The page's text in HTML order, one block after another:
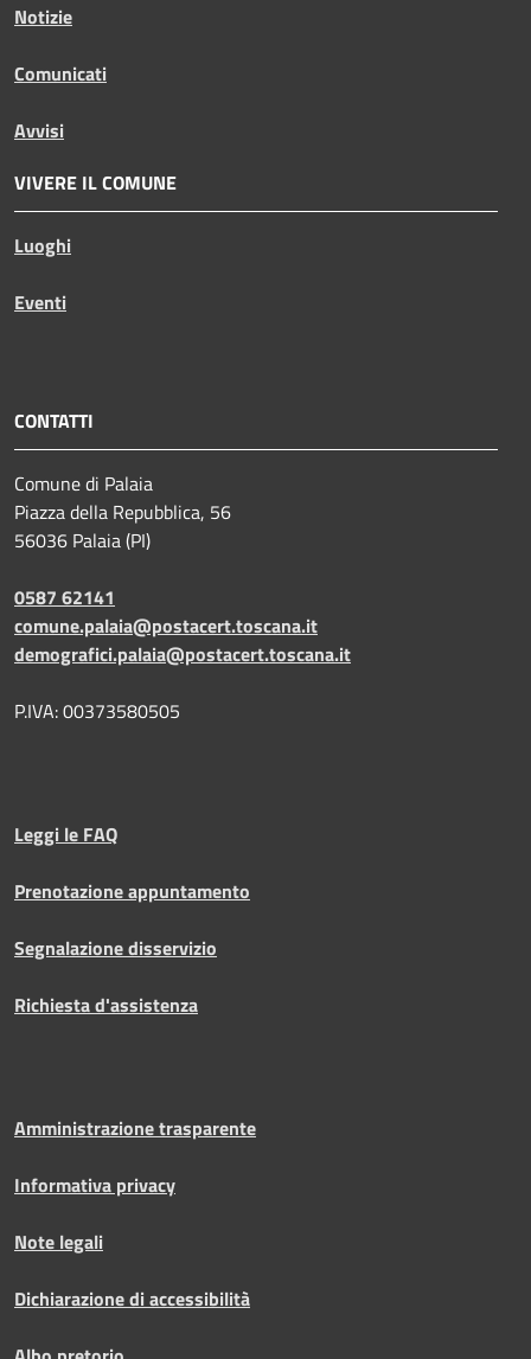
Notizie
Comunicati
Avvisi
VIVERE IL COMUNE
Luoghi
Eventi
CONTATTI
Comune di Palaia
Piazza della Repubblica, 56
56036 Palaia (PI)
0587 62141
comune.palaia@postacert.toscana.it
demografici.palaia@postacert.toscana.it
P.IVA: 00373580505
Leggi le FAQ
Prenotazione appuntamento
Segnalazione disservizio
Richiesta d'assistenza
Amministrazione trasparente
Informativa privacy
Note legali
Dichiarazione di accessibilità